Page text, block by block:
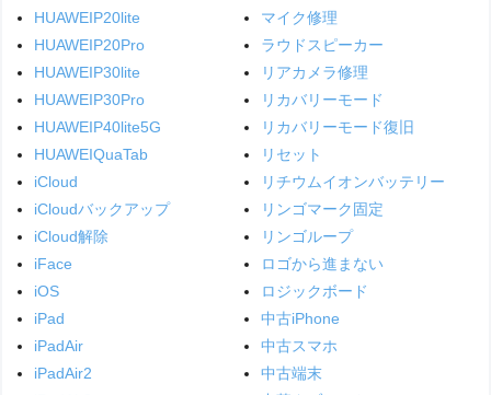
HUAWEIP20lite
HUAWEIP20Pro
HUAWEIP30lite
HUAWEIP30Pro
HUAWEIP40lite5G
HUAWEIQuaTab
iCloud
iCloudバックアップ
iCloud解除
iFace
iOS
iPad
iPadAir
iPadAir2
マイク修理
ラウドスピーカー
リアカメラ修理
リカバリーモード
リカバリーモード復旧
リセット
リチウムイオンバッテリー
リンゴマーク固定
リンゴループ
ロゴから進まない
ロジックボード
中古iPhone
中古スマホ
中古端末